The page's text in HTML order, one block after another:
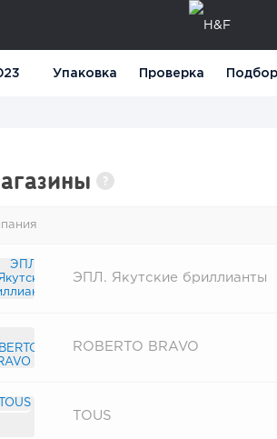
Упаковка Проверка Подбор
?
ЭПЛ. Якутские бриллианты
ROBERTO BRAVO
TOUS